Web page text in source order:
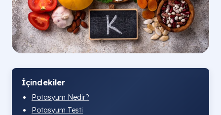
İçindekiler
Potasyum Nedir?
Potasyum Testi